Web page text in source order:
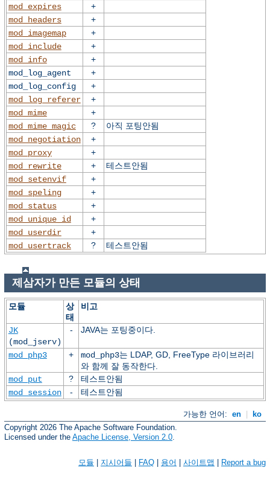
mod_expires
+
mod_headers
+
mod_imagemap
+
mod_include
+
mod_info
+
mod_log_agent
+
mod_log_config
+
mod_log_referer
+
mod_mime
+
mod_mime_magic
?
아직 포팅안됨
mod_negotiation
+
mod_proxy
+
mod_rewrite
+
테스트안됨
mod_setenvif
+
mod_speling
+
mod_status
+
mod_unique_id
+
mod_userdir
+
mod_usertrack
? 테스트안됨
제삼자가 만든 모듈의 상태
모듈
상
태
비고
JK
(mod_jserv)
- JAVA는 포팅중이다.
mod_php3 + mod_php3는 LDAP, GD, FreeType 라이브러리
와 함께 잘 동작한다.
mod_put
?
테스트안됨
mod_session
- 테스트안됨
가능한 언어: en
ko
Copyright 2026 The Apache Software Foundation.
Licensed under the Apache License, Version 2.0.
모듈 지시어들 FAQ 용어 사이트맵 Report a bug